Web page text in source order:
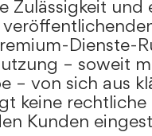
Zulässigkeit
Dienste-
– soweit
– von sich aus
keine
Kunden